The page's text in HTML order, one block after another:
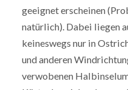
geeignet erscheinen
natürlich). Dabei liegen
keineswegs nur in
und anderen
verwobenen